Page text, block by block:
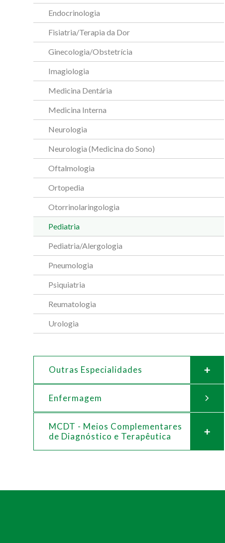
Endocrinologia
Fisiatria/Terapia da Dor
Ginecologia/Obstetrícia
Imagiologia
Medicina Dentária
Medicina Interna
Neurologia
Neurologia (Medicina do Sono)
Oftalmologia
Ortopedia
Otorrinolaringologia
Pediatria
Pediatria/Alergologia
Pneumologia
Psiquiatria
Reumatologia
Urologia
Outras Especialidades
Enfermagem
MCDT - Meios Complementares
de Diagnóstico e Terapêutica